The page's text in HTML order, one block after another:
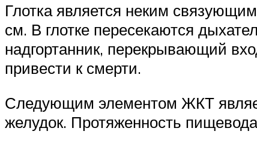
Глотка является неким
см. В глотке пересекаются
надгортанник, перекрывающий
привести к смерти.
Следующим элементом ЖКТ
желудок. Протяженность